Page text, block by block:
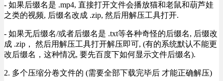
- 如果后缀名是 .mp4, 直接打开文件会播放猫和老鼠和葫芦娃
之类的视频, 后缀名改成 .zip, 然后用解压工具打开.
- 如果无后缀名/或者后缀名是 .txt等各种奇怪的后缀名, 后缀改
成 .zip， 然后用解压工具打开解压即可, (有的系统默认不能更
改后缀名，这种情况, 要先百度下如何显示文件后缀名).
2. 多个压缩分卷文件的 (需要全部下载完毕后 才能正确解压)